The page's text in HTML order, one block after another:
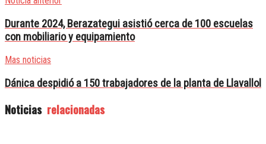
Durante 2024, Berazategui asistió cerca de 100 escuelas
con mobiliario y equipamiento
Mas noticias
Dánica despidió a 150 trabajadores de la planta de Llavallol
Noticias relacionadas